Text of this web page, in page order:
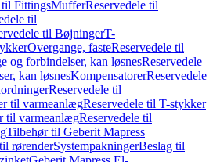
til FittingsMufferReservedele til
til
til BøjningerT-
Overgange, fasteReservedele til
og forbindelser, kan løsnesReservedele
kan løsnesKompensatorerReservedele
Reservedele til
til varmeanlægReservedele til T-stykker
til varmeanlægReservedele til
Tilbehør til Geberit Mapress
rørenderSystempakningerBeslag til